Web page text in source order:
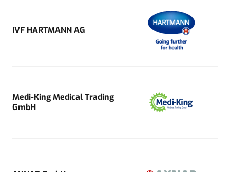
IVF HARTMANN AG
Medi-King Medical Trading
GmbH